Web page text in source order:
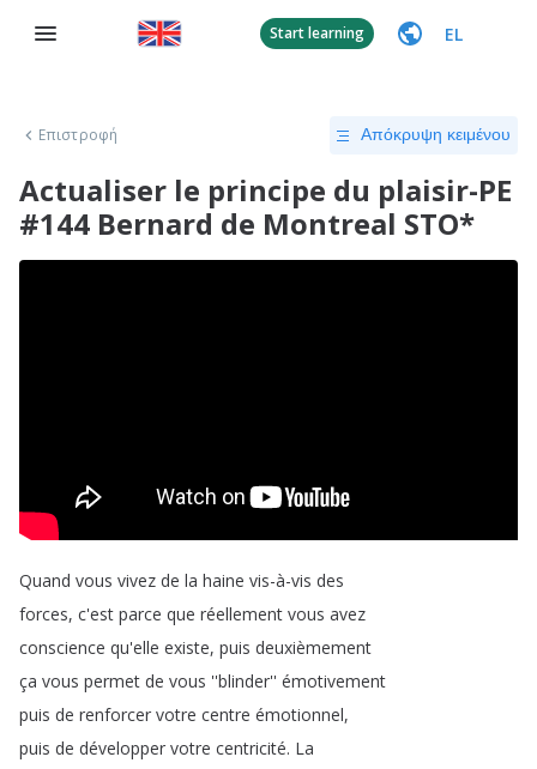
Start learning EL
Επιστροφή Απόκρυψη κειμένου
Actualiser le principe du plaisir-PE
#144 Bernard de Montreal STO*
Quand vous vivez de la haine vis-à-vis des
forces, c'est parce que réellement vous avez
conscience qu'elle existe, puis deuxièmement
ça vous permet de vous ''blinder'' émotivement
puis de renforcer votre centre émotionnel,
puis de développer votre centricité. La